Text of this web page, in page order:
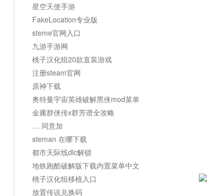
星空天使手游
FakeLocation专业版
steme官网入口
九游手游网
桃子汉化组20款直装游戏
注册steam官网
原神下载
奥特曼宇宙英雄破解黑侠mod菜单
金庸群侠传x群芳谱全攻略
… 同意加
steman 在哪下载
都市天际线dlc解锁
地铁跑酷破解版下载内置菜单中文
桃子汉化组移植入口
放置传说兑换码